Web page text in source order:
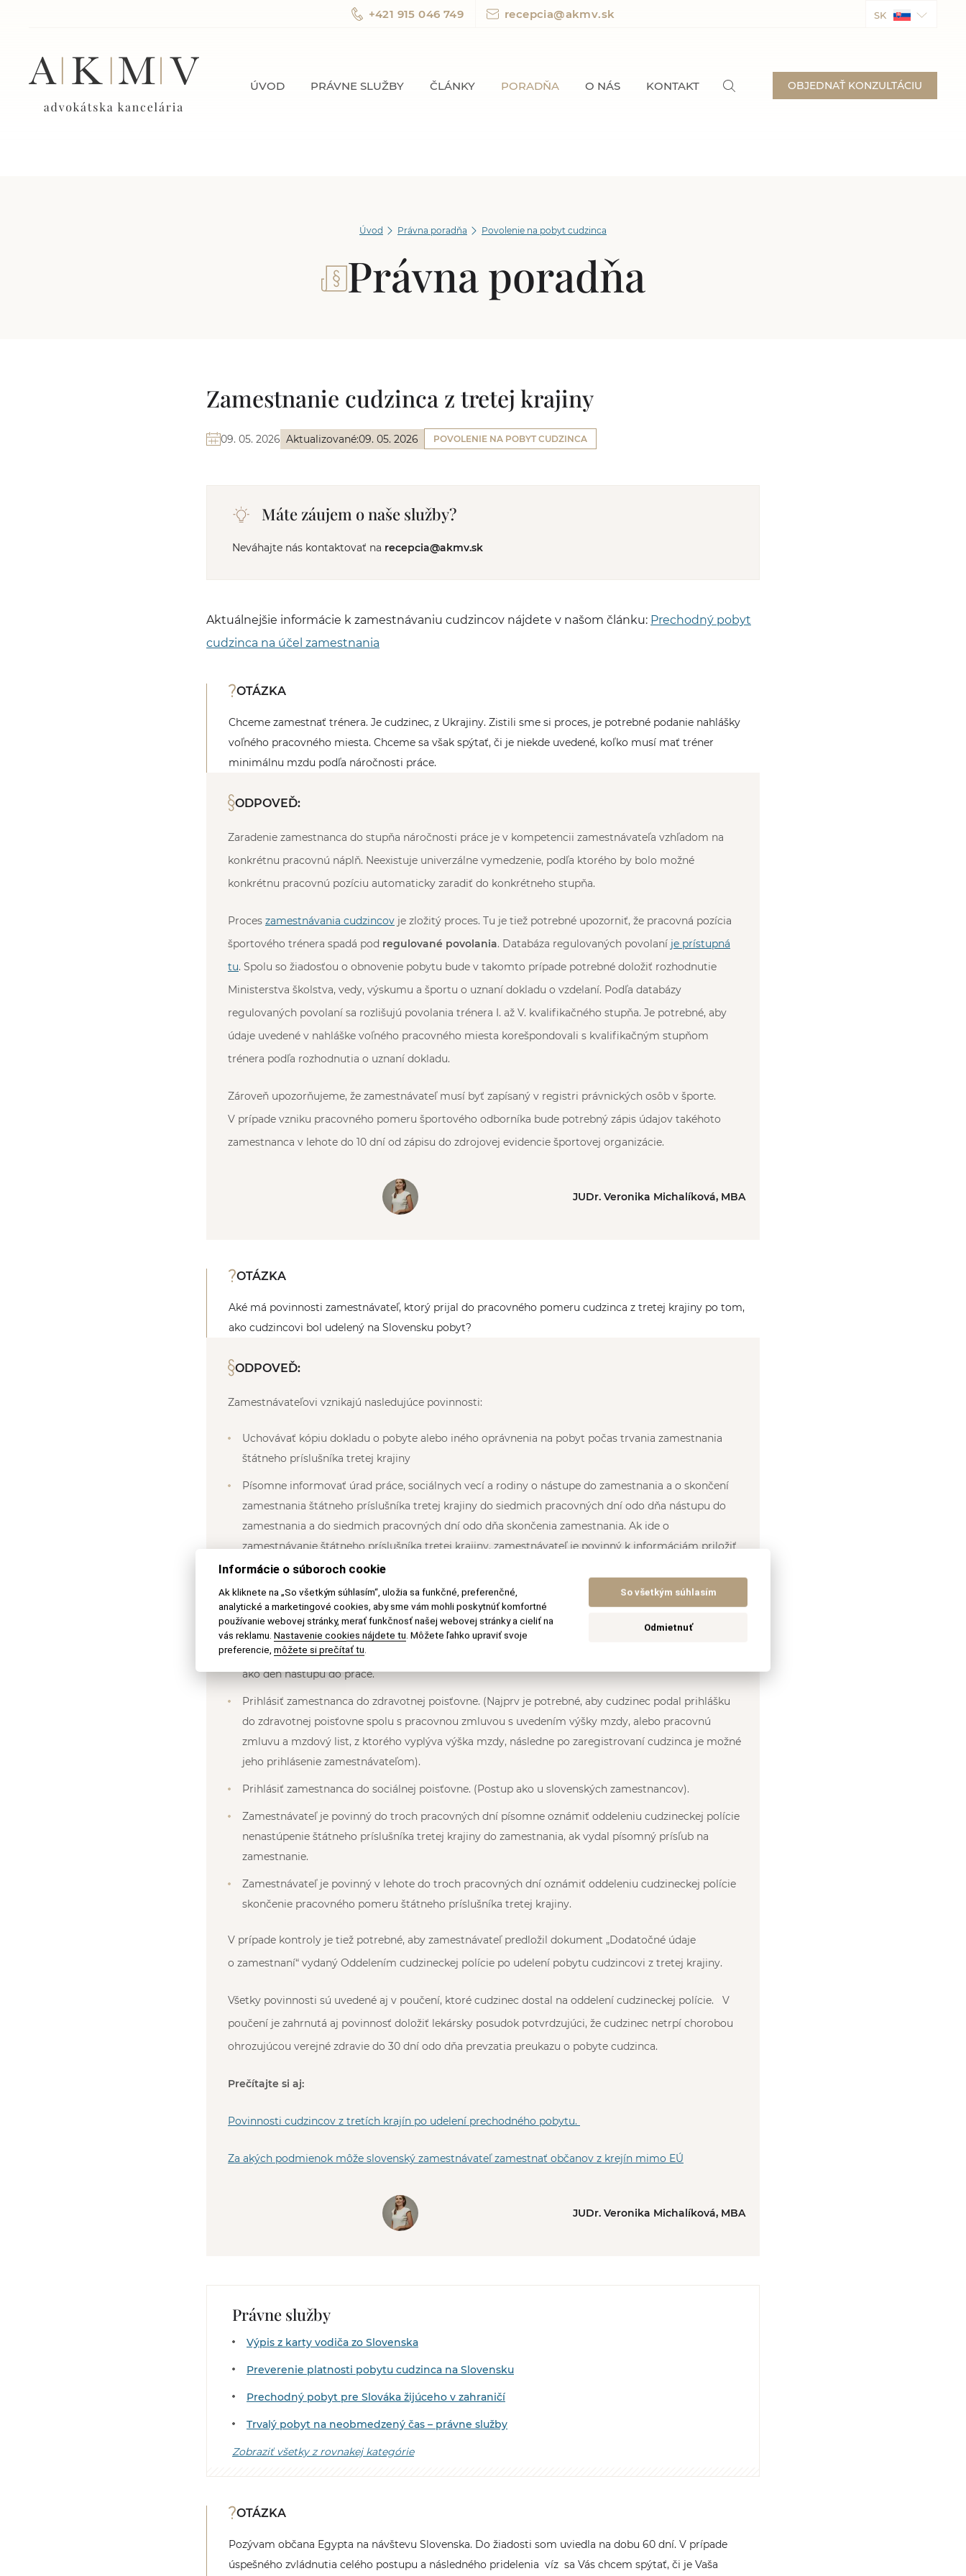
+421 915 046 749 recepcia@akmv.sk SK
ÚVOD PRÁVNE SLUŽBY ČLÁNKY PORADŇA O NÁS KONTAKT OBJEDNAŤ KONZULTÁCIU
Úvod Právna poradňa Povolenie na pobyt cudzinca
Právna poradňa
Zamestnanie cudzinca z tretej krajiny
09. 05. 2026 Aktualizované:09. 05. 2026 POVOLENIE NA POBYT CUDZINCA
Máte záujem o naše služby?
Neváhajte nás kontaktovať na recepcia@akmv.sk
Aktuálnejšie informácie k zamestnávaniu cudzincov nájdete v našom článku: Prechodný pobyt
cudzinca na účel zamestnania
OTÁZKA
Chceme zamestnať trénera. Je cudzinec, z Ukrajiny. Zistili sme si proces, je potrebné podanie nahlášky
voľného pracovného miesta. Chceme sa však spýtať, či je niekde uvedené, koľko musí mať tréner
minimálnu mzdu podľa náročnosti práce.
ODPOVEĎ:
Zaradenie zamestnanca do stupňa náročnosti práce je v kompetencii zamestnávateľa vzhľadom na
konkrétnu pracovnú náplň. Neexistuje univerzálne vymedzenie, podľa ktorého by bolo možné
konkrétnu pracovnú pozíciu automaticky zaradiť do konkrétneho stupňa.
Proces zamestnávania cudzincov je zložitý proces. Tu je tiež potrebné upozorniť, že pracovná pozícia
športového trénera spadá pod regulované povolania. Databáza regulovaných povolaní je prístupná
tu. Spolu so žiadosťou o obnovenie pobytu bude v takomto prípade potrebné doložiť rozhodnutie
Ministerstva školstva, vedy, výskumu a športu o uznaní dokladu o vzdelaní. Podľa databázy
regulovaných povolaní sa rozlišujú povolania trénera I. až V. kvalifikačného stupňa. Je potrebné, aby
údaje uvedené v nahláške voľného pracovného miesta korešpondovali s kvalifikačným stupňom
trénera podľa rozhodnutia o uznaní dokladu.
Zároveň upozorňujeme, že zamestnávateľ musí byť zapísaný v registri právnických osôb v športe.
V prípade vzniku pracovného pomeru športového odborníka bude potrebný zápis údajov takéhoto
zamestnanca v lehote do 10 dní od zápisu do zdrojovej evidencie športovej organizácie.
JUDr. Veronika Michalíková, MBA
OTÁZKA
Aké má povinnosti zamestnávateľ, ktorý prijal do pracovného pomeru cudzinca z tretej krajiny po tom,
ako cudzincovi bol udelený na Slovensku pobyt?
ODPOVEĎ:
Zamestnávateľovi vznikajú nasledujúce povinnosti:
Uchovávať kópiu dokladu o pobyte alebo iného oprávnenia na pobyt počas trvania zamestnania
štátneho príslušníka tretej krajiny
Písomne informovať úrad práce, sociálnych vecí a rodiny o nástupe do zamestnania a o skončení
zamestnania štátneho príslušníka tretej krajiny do siedmich pracovných dní odo dňa nástupu do
zamestnania a do siedmich pracovných dní odo dňa skončenia zamestnania. Ak ide o
zamestnávanie štátneho príslušníka tretej krajiny, zamestnávateľ je povinný k informáciám priložiť
kópiu pracovnej zmluvy.
Zamestnávateľ je povinný písomne informovať úrad práce, sociálnych vecí a rodiny, ak štátny
príslušník tretej krajiny, ktorému bolo udelené povolenie na zamestnanie alebo ktorý má udelený
prechodný pobyt na účel zamestnania na základe potvrdenia o možnosti obsadenia voľného
pracovného miesta, nenastúpil do zamestnania, do siedmich pracovných dní odo dňa dohodnutého
ako deň nástupu do práce.
Prihlásiť zamestnanca do zdravotnej poisťovne. (Najprv je potrebné, aby cudzinec podal prihlášku
do zdravotnej poisťovne spolu s pracovnou zmluvou s uvedením výšky mzdy, alebo pracovnú
zmluvu a mzdový list, z ktorého vyplýva výška mzdy, následne po zaregistrovaní cudzinca je možné
jeho prihlásenie zamestnávateľom).
Prihlásiť zamestnanca do sociálnej poisťovne. (Postup ako u slovenských zamestnancov).
Zamestnávateľ je povinný do troch pracovných dní písomne oznámiť oddeleniu cudzineckej polície
nenastúpenie štátneho príslušníka tretej krajiny do zamestnania, ak vydal písomný prísľub na
zamestnanie.
Zamestnávateľ je povinný v lehote do troch pracovných dní oznámiť oddeleniu cudzineckej polície
skončenie pracovného pomeru štátneho príslušníka tretej krajiny.
V prípade kontroly je tiež potrebné, aby zamestnávateľ predložil dokument „Dodatočné údaje
o zamestnaní“ vydaný Oddelením cudzineckej polície po udelení pobytu cudzincovi z tretej krajiny.
Všetky povinnosti sú uvedené aj v poučení, ktoré cudzinec dostal na oddelení cudzineckej polície. V
poučení je zahrnutá aj povinnosť doložiť lekársky posudok potvrdzujúci, že cudzinec netrpí chorobou
ohrozujúcou verejné zdravie do 30 dní odo dňa prevzatia preukazu o pobyte cudzinca.
Prečítajte si aj:
Povinnosti cudzincov z tretích krajín po udelení prechodného pobytu.
Za akých podmienok môže slovenský zamestnávateľ zamestnať občanov z krejín mimo EÚ
JUDr. Veronika Michalíková, MBA
Právne služby
Výpis z karty vodiča zo Slovenska
Preverenie platnosti pobytu cudzinca na Slovensku
Prechodný pobyt pre Slováka žijúceho v zahraničí
Trvalý pobyt na neobmedzený čas – právne služby
Zobraziť všetky z rovnakej kategórie
OTÁZKA
Pozývam občana Egypta na návštevu Slovenska. Do žiadosti som uviedla na dobu 60 dní. V prípade
úspešného zvládnutia celého postupu a následného pridelenia víz sa Vás chcem spýtať, či je Vaša
Informácie o súboroch cookie
Ak kliknete na „So všetkým súhlasím“, uložia sa funkčné, preferenčné,
analytické a marketingové cookies, aby sme vám mohli poskytnúť komfortné
používanie webovej stránky, merať funkčnosť našej webovej stránky a cieliť na
vás reklamu. Nastavenie cookies nájdete tu. Môžete ľahko upraviť svoje
preferencie, môžete si prečítať tu.
So všetkým súhlasím
Odmietnuť